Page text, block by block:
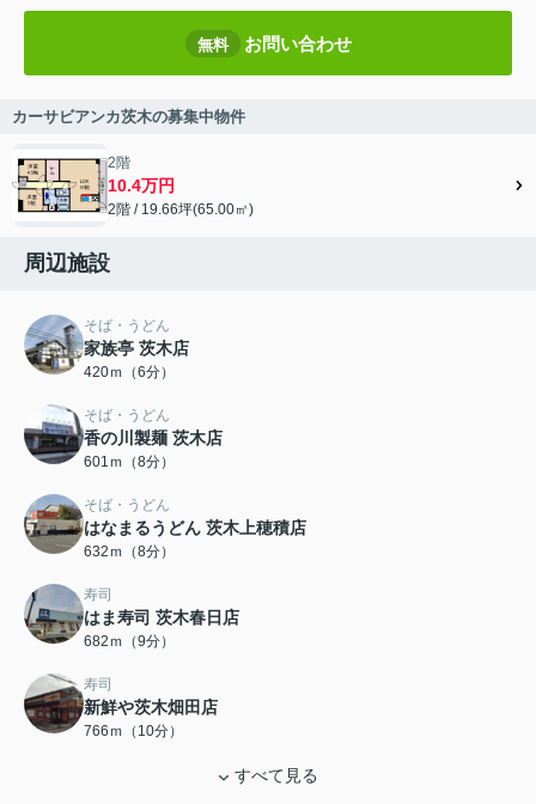
無料 お問い合わせ
カーサビアンカ茨木の募集中物件
2階
10.4万円
2階 / 19.66坪(65.00㎡)
周辺施設
そば・うどん
家族亭 茨木店
420ｍ（6分）
そば・うどん
香の川製麺 茨木店
601ｍ（8分）
そば・うどん
はなまるうどん 茨木上穂積店
632ｍ（8分）
寿司
はま寿司 茨木春日店
682ｍ（9分）
寿司
新鮮や茨木畑田店
766ｍ（10分）
すべて見る